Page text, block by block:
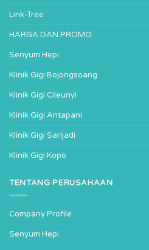
Link-Tree
HARGA DAN PROMO
Senyum Hepi
Klinik Gigi Bojongsoang
Klinik Gigi Cileunyi
Klinik Gigi Antapani
Klinik Gigi Sarijadi
Klinik Gigi Kopo
TENTANG PERUSAHAAN
Company Profile
Senyum Hepi